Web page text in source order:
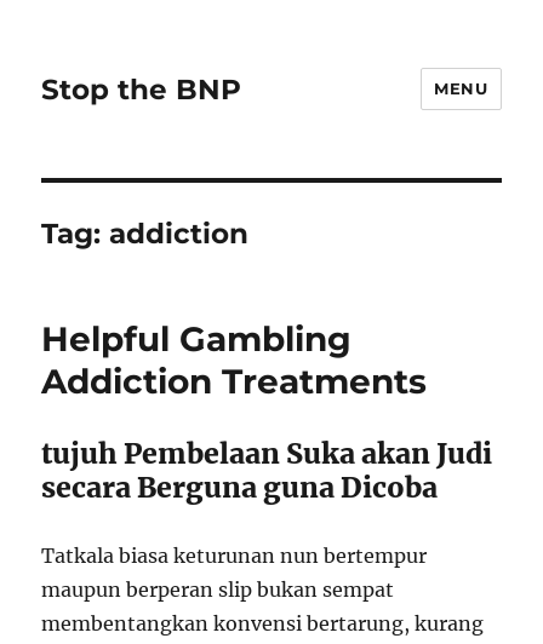
Stop the BNP MENU
Tag:addiction
Helpful Gambling
Addiction Treatments
tujuh Pembelaan Suka akan Judi
secara Berguna guna Dicoba
Tatkala biasa keturunan nun bertempur
maupun berperan slip bukan sempat
membentangkan konvensi bertarung, kurang